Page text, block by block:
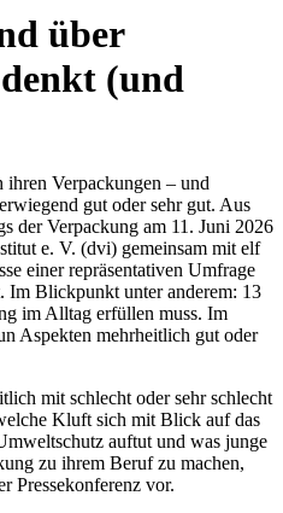
über
(und
Verpackungen – und
gut oder sehr gut. Aus
der Verpackung am 11. Juni 2026
e. V. (dvi) gemeinsam mit elf
einer repräsentativen Umfrage
Im Blickpunkt unter anderem: 13
im Alltag erfüllen muss. Im
Aspekten mehrheitlich gut oder
mit schlecht oder sehr schlecht
Kluft sich mit Blick auf das
auftut und was junge
zu ihrem Beruf zu machen,
Pressekonferenz vor.